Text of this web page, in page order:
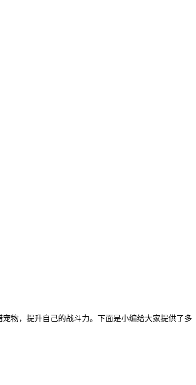
物，提升自己的战斗力。下面是小编给大家提供了多